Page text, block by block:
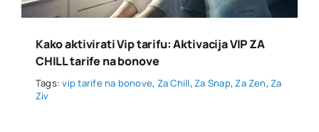
Kako aktivirati Vip tarifu: Aktivacija VIP ZA
CHILL tarife na bonove
Tags:vip tarife na bonove, Za Chill,Za Snap,Za Zen,Za
Ziv